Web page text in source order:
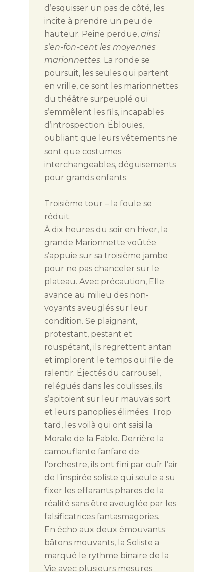
d’esquisser un pas de côté, les
incite à prendre un peu de
hauteur. Peine perdue, ainsi
s’en-fon-cent les moyennes
marionnettes. La ronde se
poursuit, les seules qui partent
en vrille, ce sont les marionnettes
du théâtre surpeuplé qui
s’emmêlent les fils, incapables
d’introspection. Éblouies,
oubliant que leurs vêtements ne
sont que costumes
interchangeables, déguisements
pour grands enfants.
Troisième tour – la foule se
réduit.
À dix heures du soir en hiver, la
grande Marionnette voûtée
s’appuie sur sa troisième jambe
pour ne pas chanceler sur le
plateau. Avec précaution, Elle
avance au milieu des non-
voyants aveuglés sur leur
condition. Se plaignant,
protestant, pestant et
rouspétant, ils regrettent antan
et implorent le temps qui file de
ralentir. Éjectés du carrousel,
relégués dans les coulisses, ils
s’apitoient sur leur mauvais sort
et leurs panoplies élimées. Trop
tard, les voilà qui ont saisi la
Morale de la Fable. Derrière la
camouflante fanfare de
l’orchestre, ils ont fini par ouïr l’air
de l’inspirée soliste qui seule a su
fixer les effarants phares de la
réalité sans être aveuglée par les
falsificatrices fantasmagories.
En écho aux deux émouvants
bâtons mouvants, la Soliste a
marqué le rythme binaire de la
Vie avec plusieurs mesures